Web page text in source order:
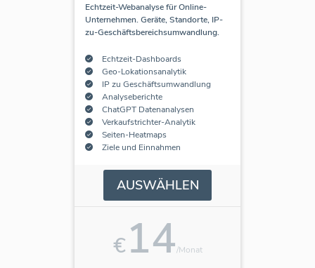
Echtzeit-Webanalyse für Online-
Unternehmen. Geräte, Standorte, IP-
zu-Geschäftsbereichsumwandlung.
Echtzeit-Dashboards
Geo-Lokationsanalytik
IP zu Geschäftsumwandlung
Analyseberichte
ChatGPT Datenanalysen
Verkaufstrichter-Analytik
Seiten-Heatmaps
Ziele und Einnahmen
AUSWÄHLEN
€14/Monat